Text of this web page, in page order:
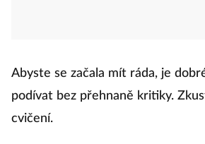
Abyste se začala mít ráda, je
podívat bez přehnaně kritiky.
cvičení.